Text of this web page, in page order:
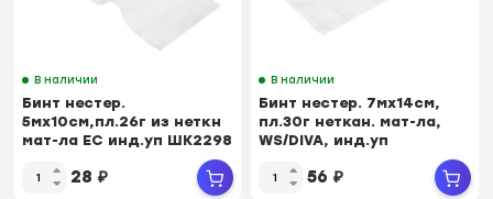
В наличии
Бинт нестер.
5мх10см,пл.26г из неткн
мат-ла ЕС инд.уп ШК2298
28 ₽
В наличии
Бинт нестер. 7мх14см,
пл.30г неткан. мат-ла,
WS/DIVA, инд.уп
56 ₽